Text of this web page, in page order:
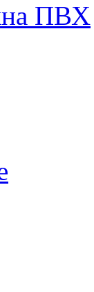
ПВХ